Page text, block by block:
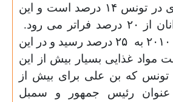
در تونس ۱۴ درصد است و این
از
۲۰ درصد فراتر می رود.
۲۰۱۰ به ۲۵ درصد رسید و در این
مواد غذایی بسیار بیش از این
تونس که بن علی برای بیش از
رئیس جمهور و سمبل